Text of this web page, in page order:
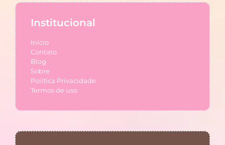
Institucional
Início
Contato
Blog
Sobre
Política Privacidade
Termos de uso